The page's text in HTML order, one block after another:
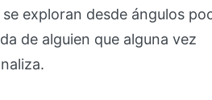
exploran desde ángulos
de alguien que alguna vez